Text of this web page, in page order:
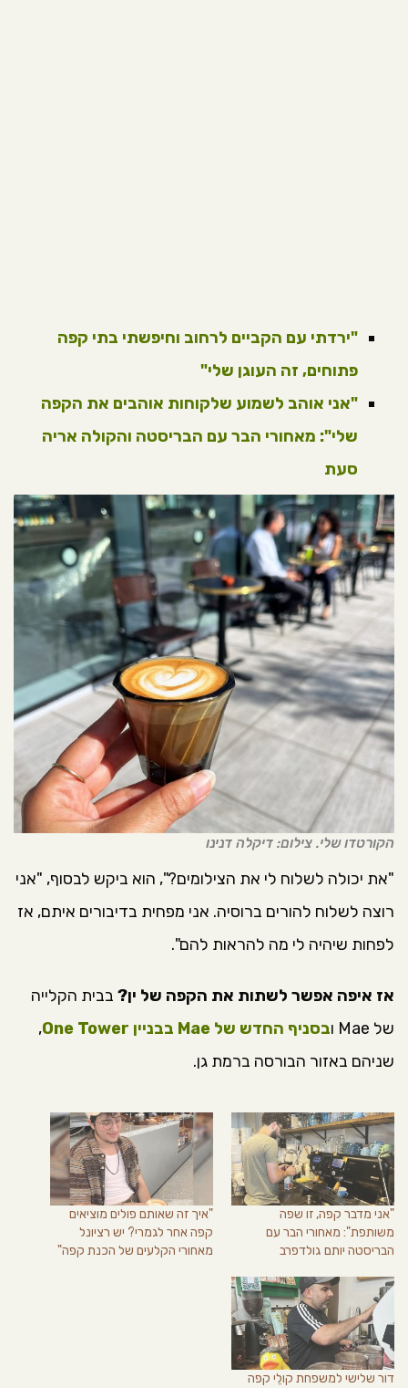
"ירדתי עם הקביים לרחוב וחיפשתי בתי קפה
פתוחים, זה העוגן שלי"
"אני אוהב לשמוע שלקוחות אוהבים את הקפה
שלי": מאחורי הבר עם הבריסטה והקולה אריה
סעת
הקורטדו שלי. צילום: דיקלה דנינו
"את יכולה לשלוח לי את הצילומים?", הוא ביקש לבסוף, "אני
רוצה לשלוח להורים ברוסיה. אני מפחית בדיבורים איתם, אז
לפחות שיהיה לי מה להראות להם".
אז איפה אפשר לשתות את הקפה של ין? בבית הקלייה
של Mae ו
בסניף החדש של Mae בבניין One Tower
,
שניהם באזור הבורסה ברמת גן.
"אני מדבר קפה, זו שפה
משותפת": מאחורי הבר עם
הבריסטה יותם גולדפרב
"איך זה שאותם פולים מוציאים
קפה אחר לגמרי? יש רציונל
מאחורי הקלעים של הכנת קפה"
דור שלישי למשפחת קולֵי קפה